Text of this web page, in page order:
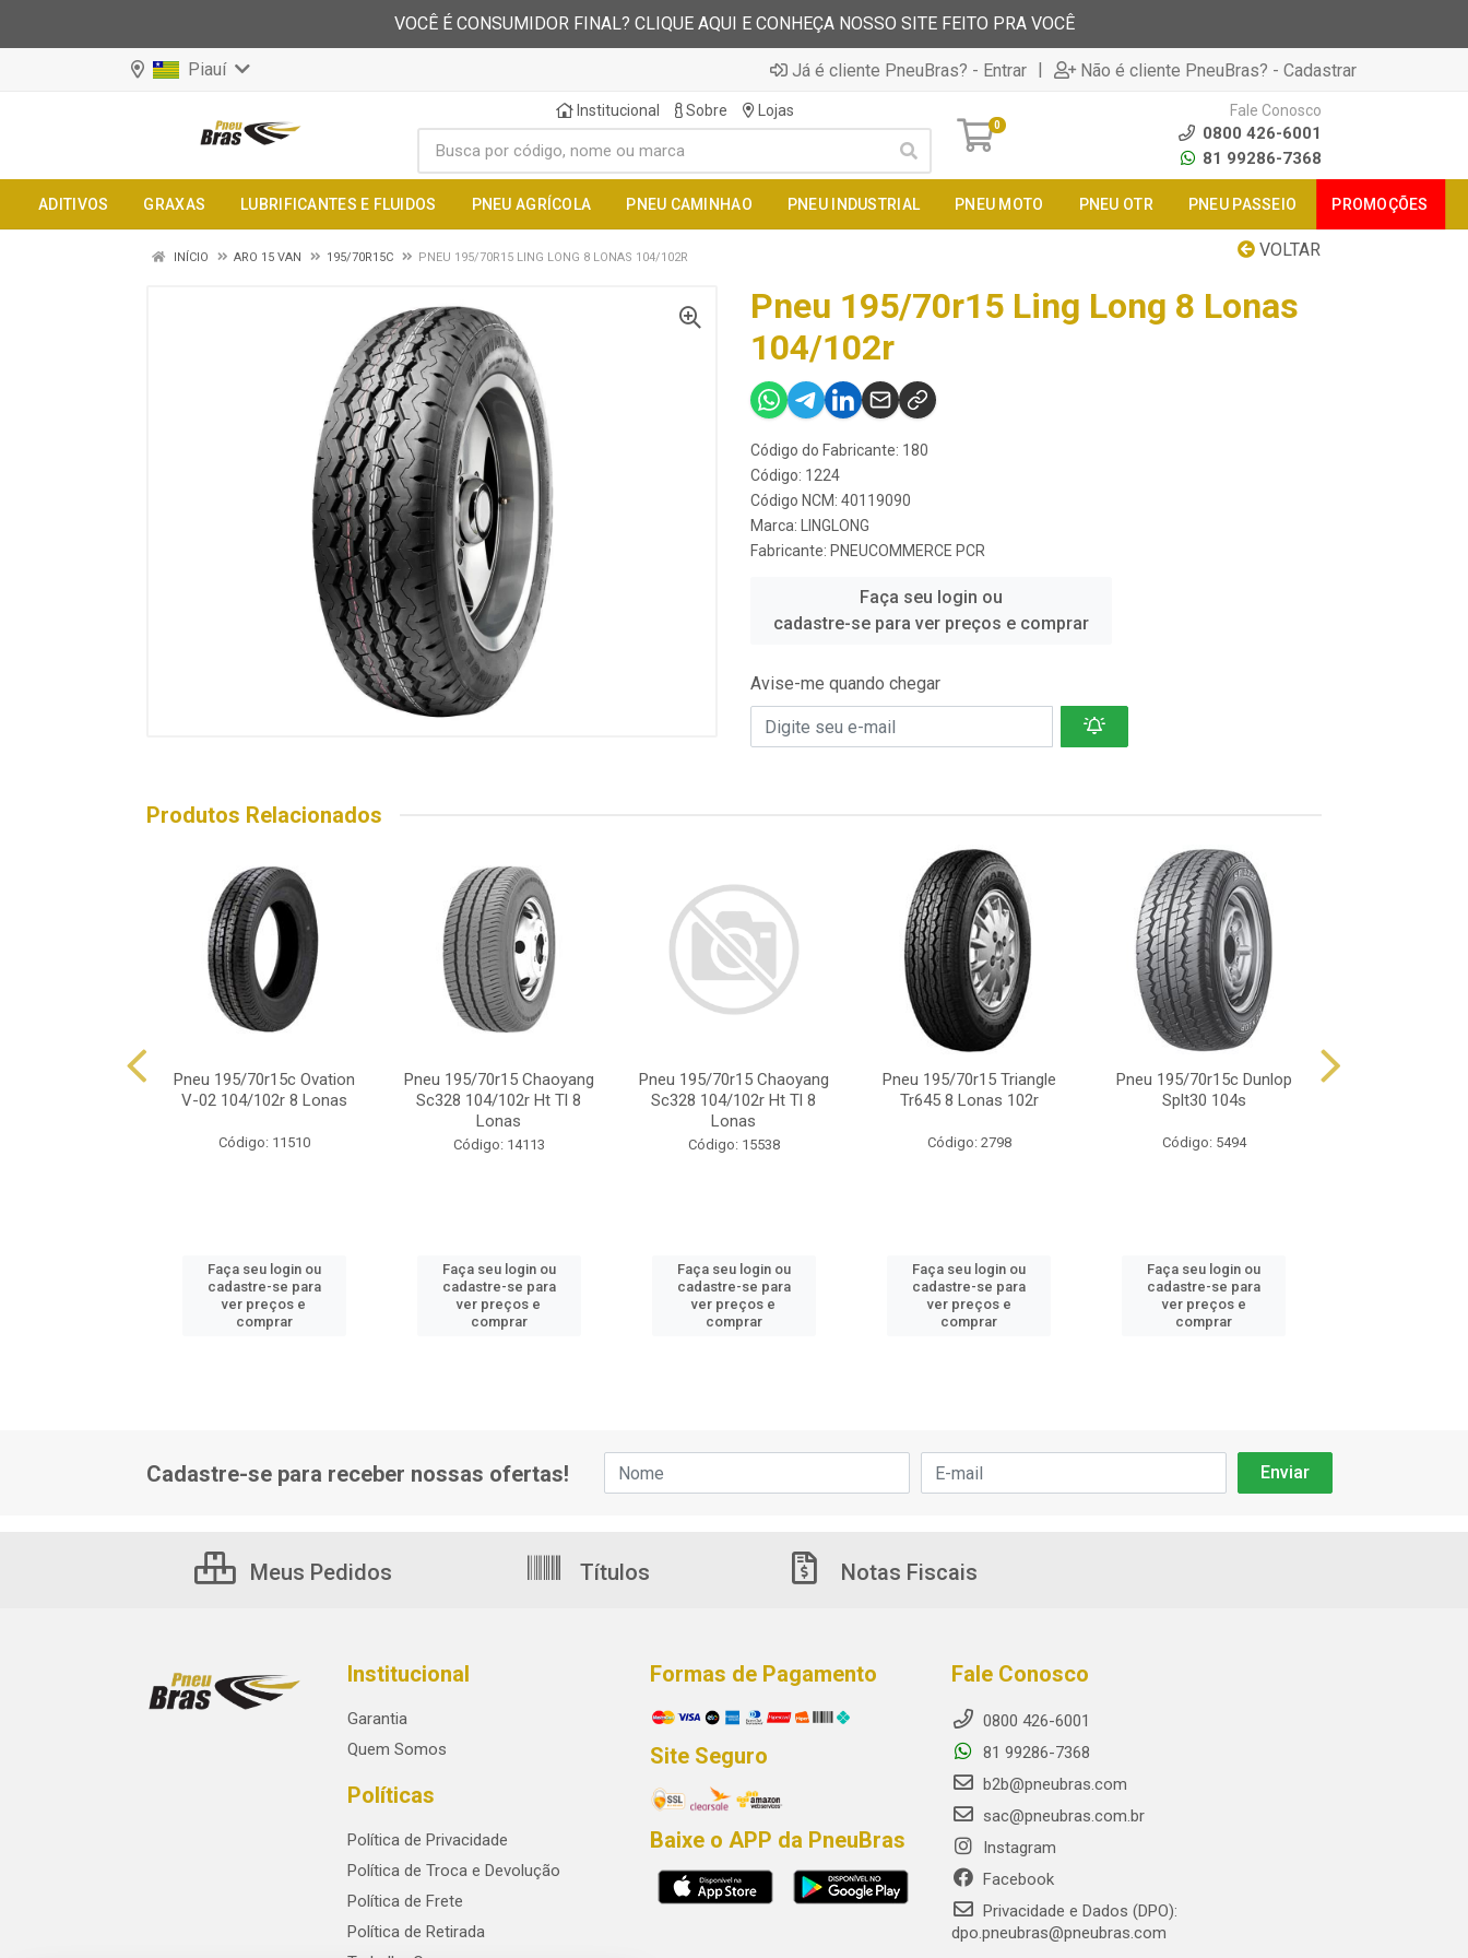
VOCÊ É CONSUMIDOR FINAL? CLIQUE AQUI E CONHEÇA NOSSO SITE FEITO PRA VOCÊ
Piauí Já é cliente PneuBras? - Entrar | Não é cliente PneuBras? - Cadastrar
Institucional Sobre Lojas
0
Fale Conosco
0800 426-6001
81 99286-7368
ADITIVOS GRAXAS LUBRIFICANTES E FLUIDOS PNEU AGRÍCOLA PNEU CAMINHAO PNEU INDUSTRIAL PNEU MOTO PNEU OTR PNEU PASSEIO PROMOÇÕES
VOLTAR
INÍCIO ARO 15 VAN 195/70R15C PNEU 195/70R15 LING LONG 8 LONAS 104/102R
Pneu 195/70r15 Ling Long 8 Lonas
104/102r
Código do Fabricante: 180
Código: 1224
Código NCM: 40119090
Marca:
LINGLONG
Fabricante: PNEUCOMMERCE PCR
Faça seu login ou
cadastre-se para ver preços e comprar
Avise-me quando chegar
Produtos Relacionados
Pneu 195/70r15c Ovation
V-02 104/102r 8 Lonas
Código: 11510
Faça seu login ou
cadastre-se para
ver preços e
comprar
Pneu 195/70r15 Chaoyang
Sc328 104/102r Ht Tl 8
Lonas
Código: 14113
Faça seu login ou
cadastre-se para
ver preços e
comprar
Pneu 195/70r15 Chaoyang
Sc328 104/102r Ht Tl 8
Lonas
Código: 15538
Faça seu login ou
cadastre-se para
ver preços e
comprar
Pneu 195/70r15 Triangle
Tr645 8 Lonas 102r
Código: 2798
Faça seu login ou
cadastre-se para
ver preços e
comprar
Pneu 195/70r15c Dunlop
Splt30 104s
Código: 5494
Faça seu login ou
cadastre-se para
ver preços e
comprar
Cadastre-se para receber nossas ofertas!
Meus Pedidos Títulos Notas Fiscais
Institucional
Garantia
Quem Somos
Políticas
Política de Privacidade
Política de Troca e Devolução
Política de Frete
Política de Retirada
Formas de Pagamento
Site Seguro
Baixe o APP da PneuBras
Fale Conosco
0800 426-6001
81 99286-7368
b2b@pneubras.com
sac@pneubras.com.br
Instagram
Facebook
Privacidade e Dados (DPO):
dpo.pneubras@pneubras.com